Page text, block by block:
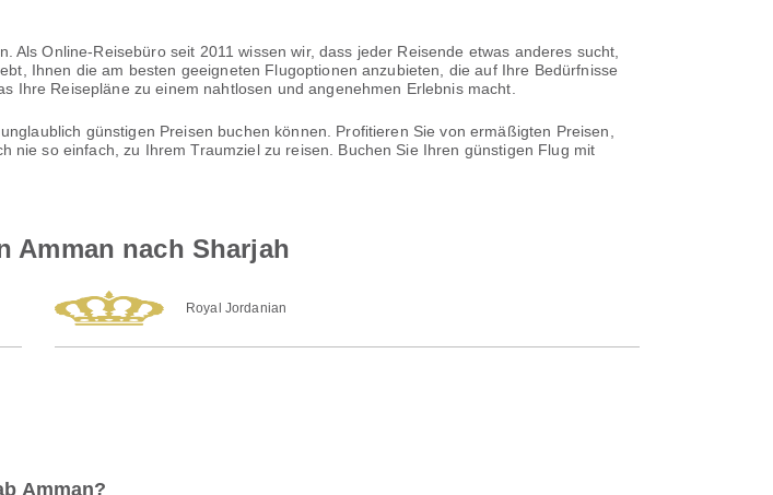
Online-Reisebüro seit 2011 wissen wir, dass jeder Reisende etwas anderes sucht,
Ihnen die am besten geeigneten Flugoptionen anzubieten, die auf Ihre Bedürfnisse
Ihre Reisepläne zu einem nahtlosen und angenehmen Erlebnis macht.
günstigen Preisen buchen können. Profitieren Sie von ermäßigten Preisen,
so einfach, zu Ihrem Traumziel zu reisen. Buchen Sie Ihren günstigen Flug mit
Amman nach Sharjah
Royal Jordanian
Amman?